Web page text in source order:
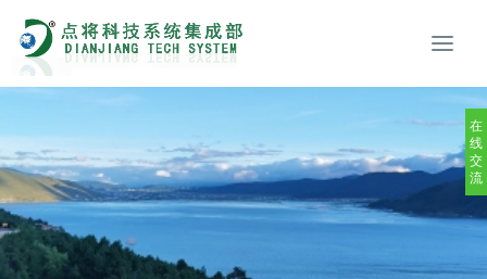
在
线
交
流